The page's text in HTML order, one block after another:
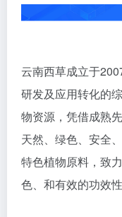
云南西草成立于
研发及应用转化的
物资源，凭借成熟
天然、绿色、安全
特色植物原料，致
色、和有效的功效